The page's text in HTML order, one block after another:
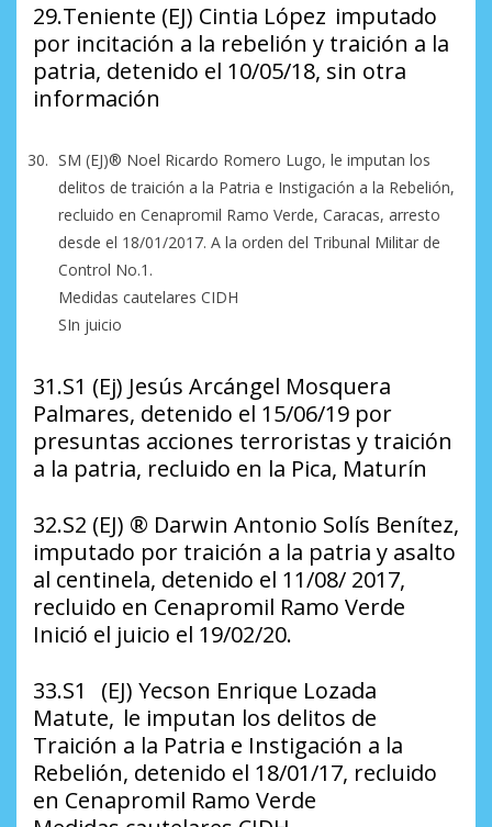
29.Teniente (EJ) Cintia López imputado
por incitación a la rebelión y traición a la
patria, detenido el 10/05/18, sin otra
información
SM (EJ)®️ Noel Ricardo Romero Lugo, le imputan los
delitos de traición a la Patria e Instigación a la Rebelión,
recluido en Cenapromil Ramo Verde, Caracas, arresto
desde el 18/01/2017. A la orden del Tribunal Militar de
Control No.1.
Medidas cautelares CIDH
SIn juicio
31.S1 (Ej) Jesús Arcángel Mosquera
Palmares, detenido el 15/06/19 por
presuntas acciones terroristas y traición
a la patria, recluido en la Pica, Maturín
32.S2 (EJ) ®️ Darwin Antonio Solís Benítez,
imputado por traición a la patria y asalto
al centinela, detenido el 11/08/ 2017,
recluido en Cenapromil Ramo Verde
Inició el juicio el 19/02/20.
33.S1 (EJ) Yecson Enrique Lozada
Matute, le imputan los delitos de
Traición a la Patria e Instigación a la
Rebelión, detenido el 18/01/17, recluido
en Cenapromil Ramo Verde